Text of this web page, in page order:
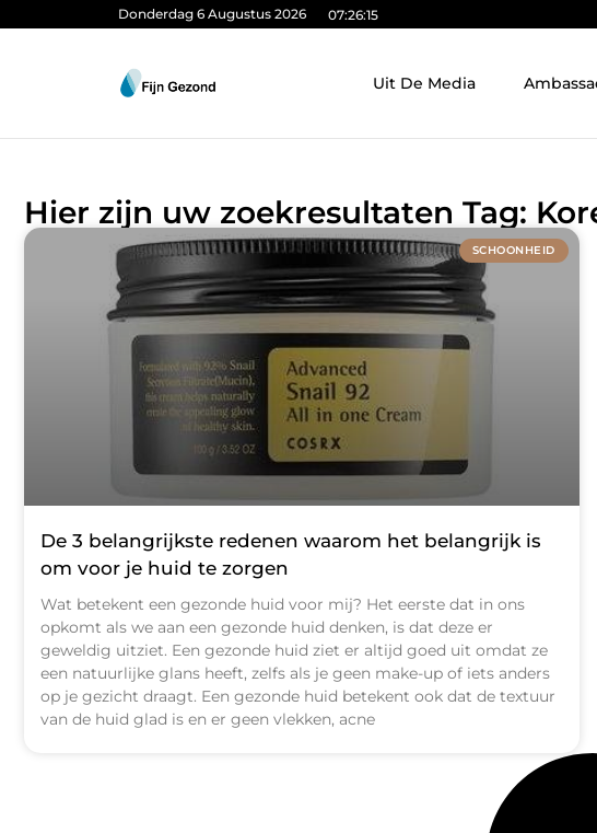
Donderdag 6 Augustus 2026 07:26:16
Uit De Media
Hier zijn uw zoekresultaten Tag:
SCHOONHEID
De 3 belangrijkste redenen waarom het belangrijk is
om voor je huid te zorgen
Wat betekent een gezonde huid voor mij? Het eerste dat in ons
opkomt als we aan een gezonde huid denken, is dat deze er
geweldig uitziet. Een gezonde huid ziet er altijd goed uit omdat ze
een natuurlijke glans heeft, zelfs als je geen make-up of iets anders
op je gezicht draagt. Een gezonde huid betekent ook dat de textuur
van de huid glad is en er geen vlekken, acne